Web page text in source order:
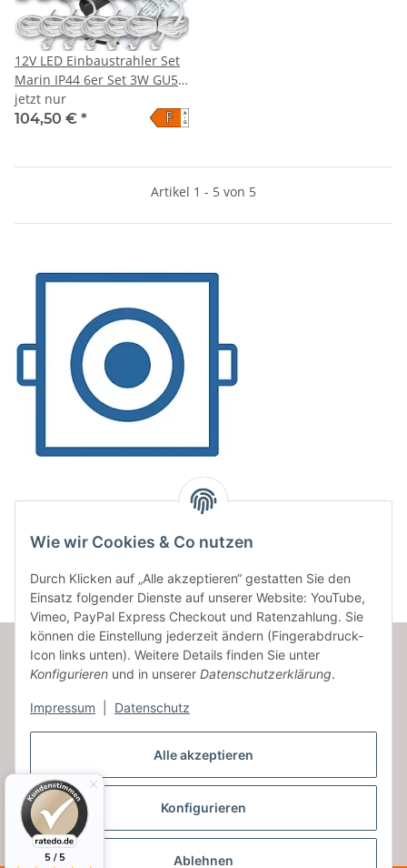
Alle akzeptieren
Konfigurieren
Ablehnen
Wie wir Cookies & Co nutzen
Durch Klicken auf „Alle akzeptieren“ gestatten Sie den
Einsatz folgender Dienste auf unserer Website: YouTube,
Vimeo, PayPal Express Checkout und Ratenzahlung. Sie
können die Einstellung jederzeit ändern (Fingerabdruck-
Icon links unten). Weitere Details finden Sie unter
Konfigurieren und in unserer Datenschutzerklärung.
Impressum Datenschutz
12V LED Einbaustrahler Set
Marin IP44 6er Set 3W GU5.3
MR16 120cm AMP Kabel
inkl. Trafo
jetzt nur
104,50 € * A
↑
G
F
Artikel 1 - 5 von 5
Kategorien
Gesetzliche Informationen
Vertrag widerrufen
* Alle Preise inkl. gesetzlicher USt., zzgl.Versand
5 / 5